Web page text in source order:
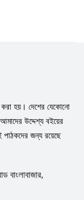
হয়। দেশের যেকোনো
উদ্দেশ্য বইয়ের
জন্য রয়েছে
বাংলাবাজার,